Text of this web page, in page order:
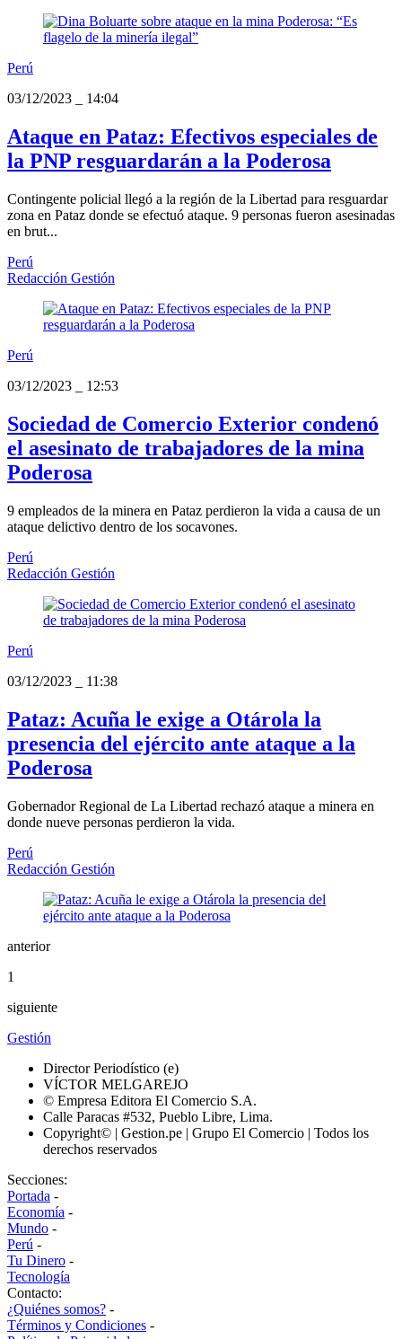
Perú
03/12/2023
14:04
Ataque en Pataz: Efectivos especiales de
la PNP resguardarán a la Poderosa
Contingente policial llegó a la región de la Libertad para resguardar
zona en Pataz donde se efectuó ataque. 9 personas fueron asesinadas
en brut...
Perú
Redacción Gestión
Perú
03/12/2023
12:53
Sociedad de Comercio Exterior condenó
el asesinato de trabajadores de la mina
Poderosa
9 empleados de la minera en Pataz perdieron la vida a causa de un
ataque delictivo dentro de los socavones.
Perú
Redacción Gestión
Perú
03/12/2023
11:38
Pataz: Acuña le exige a Otárola la
presencia del ejército ante ataque a la
Poderosa
Gobernador Regional de La Libertad rechazó ataque a minera en
donde nueve personas perdieron la vida.
Perú
Redacción Gestión
anterior
1
siguiente
Gestión
Director Periodístico (e)
VÍCTOR MELGAREJO
© Empresa Editora El Comercio S.A.
Calle Paracas #532, Pueblo Libre, Lima.
Copyright© | Gestion.pe | Grupo El Comercio | Todos los
derechos reservados
Secciones:
Portada -
Economía -
Mundo -
Perú -
Tu Dinero -
Tecnología
Contacto:
¿Quiénes somos? -
Términos y Condiciones -